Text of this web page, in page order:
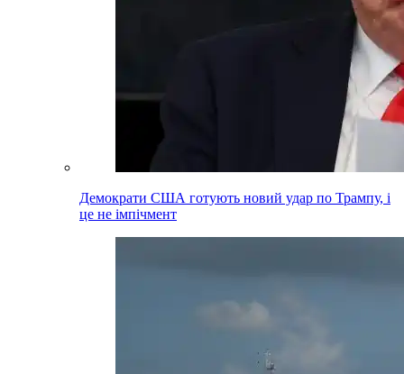
Демократи США готують новий удар по Трампу, і
це не імпічмент